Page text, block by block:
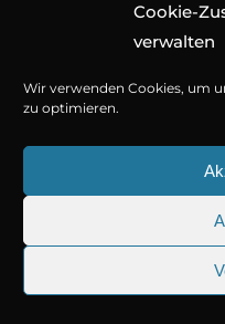
Cookie-
verwalten
Wir verwenden Cookies, um
zu optimieren.
Folge 066:
Lovecraft
Schatten
Innsmouth
Hörspiel von Marc Gruppe
© Copyright